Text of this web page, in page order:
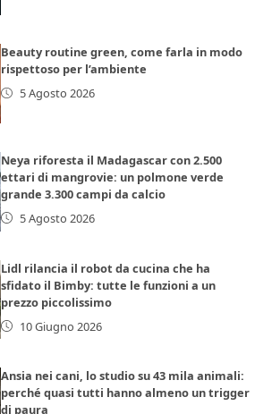
Beauty routine green, come farla in modo
rispettoso per l’ambiente
5 Agosto 2026
Neya riforesta il Madagascar con 2.500
ettari di mangrovie: un polmone verde
grande 3.300 campi da calcio
5 Agosto 2026
Lidl rilancia il robot da cucina che ha
sfidato il Bimby: tutte le funzioni a un
prezzo piccolissimo
10 Giugno 2026
Ansia nei cani, lo studio su 43 mila animali:
perché quasi tutti hanno almeno un trigger
di paura